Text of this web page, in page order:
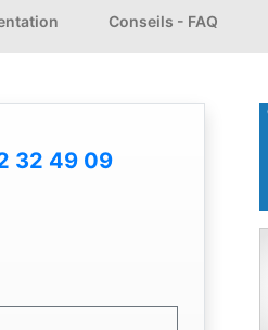
Conseils - FAQ
32 49 09